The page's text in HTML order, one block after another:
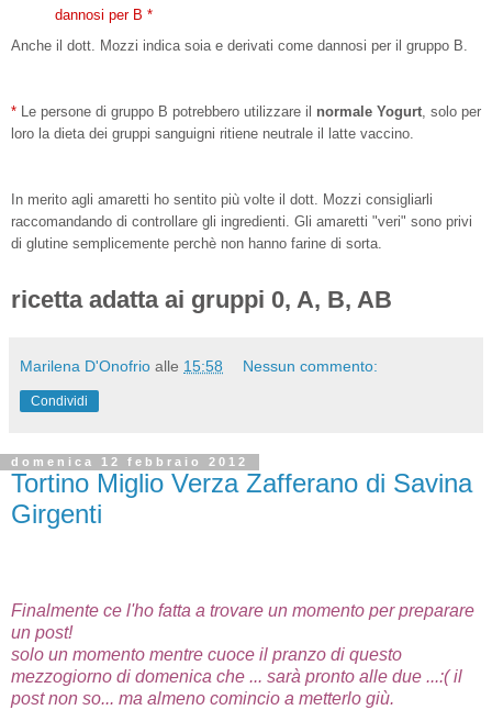
dannosi per B *
Anche il dott. Mozzi indica soia e derivati come dannosi per il gruppo B.
* Le persone di gruppo B potrebbero utilizzare il normale Yogurt, solo per
loro la dieta dei gruppi sanguigni ritiene neutrale il latte vaccino.
In merito agli amaretti ho sentito più volte il dott. Mozzi consigliarli
raccomandando di controllare gli ingredienti. Gli amaretti "veri" sono privi
di glutine semplicemente perchè non hanno farine di sorta.
ricetta adatta ai gruppi 0, A, B, AB
Marilena D'Onofrio alle 15:58 Nessun commento:
Condividi
domenica 12 febbraio 2012
Tortino Miglio Verza Zafferano di Savina
Girgenti
Finalmente ce l'ho fatta a trovare un momento per preparare
un post!
solo un momento mentre cuoce il pranzo di questo
mezzogiorno di domenica che ... sarà pronto alle due ...:( il
post non so... ma almeno comincio a metterlo giù.